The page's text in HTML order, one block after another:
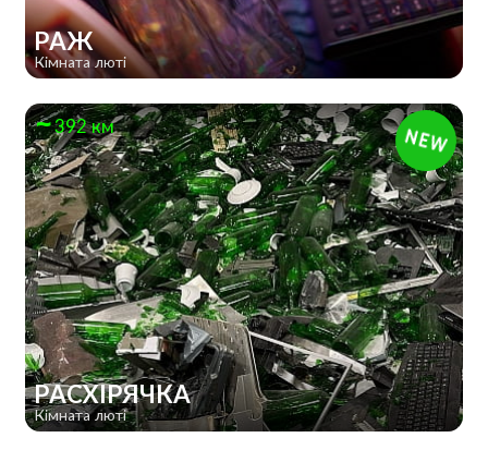
РАЖ
Кімната люті
392 км
РАСХІРЯЧКА
Кімната люті